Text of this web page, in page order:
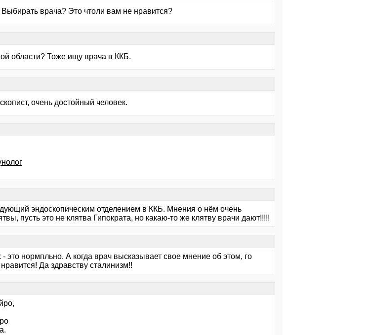
врача? Это чтоли вам не нравится?
области? Тоже ищу врача в ККБ.
очень достойный человек.
эндоскопическим отделением в ККБ. Мнения о нём очень
пусть это не клятва Гипократа, но какаю-то же клятву врачи дают!!!!!
- это нормпльно. А когда врач высказывает свое мнение об этом, го
Да здравству сталинизм!!